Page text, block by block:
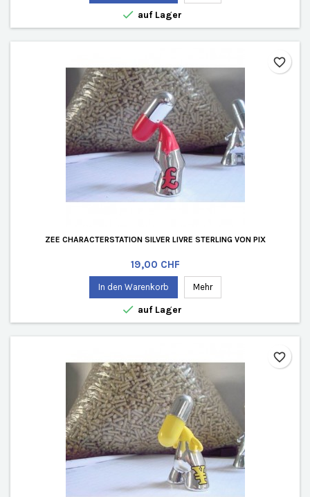
 auf Lager
ZEE CHARACTERSTATION SILVER LIVRE STERLING VON PIX
Preis
19,00 CHF
In den Warenkorb Mehr
 auf Lager
favorite_border
favorite_border